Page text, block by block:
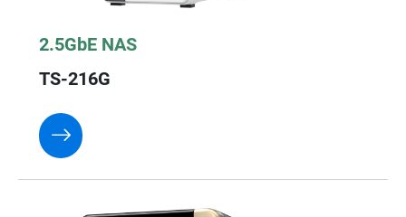
2.5GbE NAS
TS-216G